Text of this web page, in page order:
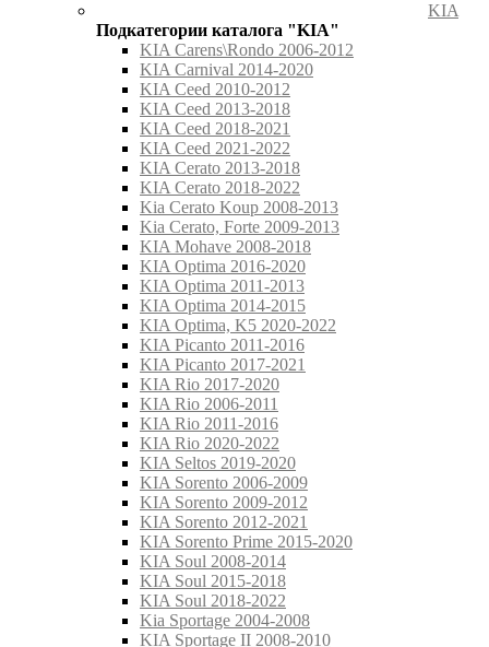
KIA
Подкатегории каталога "KIA"
KIA Carens\Rondo 2006-2012
KIA Carnival 2014-2020
KIA Ceed 2010-2012
KIA Ceed 2013-2018
KIA Ceed 2018-2021
KIA Ceed 2021-2022
KIA Cerato 2013-2018
KIA Cerato 2018-2022
Kia Cerato Koup 2008-2013
Kia Cerato, Forte 2009-2013
KIA Mohave 2008-2018
KIA Optima 2016-2020
KIA Optima 2011-2013
KIA Optima 2014-2015
KIA Optima, K5 2020-2022
KIA Picanto 2011-2016
KIA Picanto 2017-2021
KIA Rio 2017-2020
KIA Rio 2006-2011
KIA Rio 2011-2016
KIA Rio 2020-2022
KIA Seltos 2019-2020
KIA Sorento 2006-2009
KIA Sorento 2009-2012
KIA Sorento 2012-2021
KIA Sorento Prime 2015-2020
KIA Soul 2008-2014
KIA Soul 2015-2018
KIA Soul 2018-2022
Kia Sportage 2004-2008
KIA Sportage II 2008-2010